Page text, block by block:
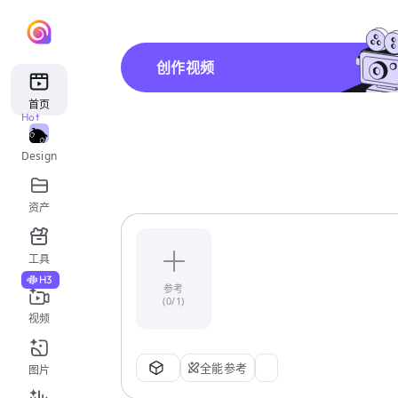
首页
Design
Hot
资产
工具
视频
H3
图片
创作视频
参考
(0/1)
全能参考